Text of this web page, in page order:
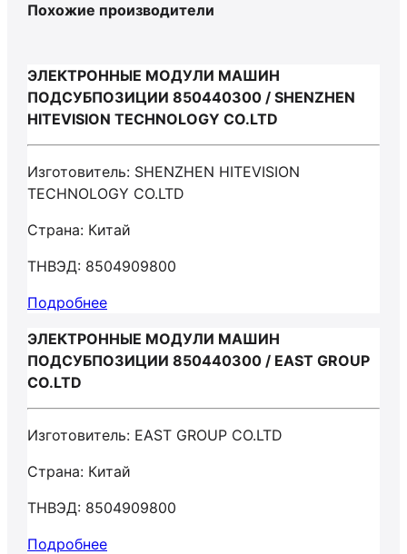
Похожие производители
ЭЛЕКТРОННЫЕ МОДУЛИ МАШИН
ПОДСУБПОЗИЦИИ 850440300 / SHENZHEN
HITEVISION TECHNOLOGY CO.LTD
Изготовитель: SHENZHEN HITEVISION
TECHNOLOGY CO.LTD
Страна: Китай
ТНВЭД: 8504909800
Подробнее
ЭЛЕКТРОННЫЕ МОДУЛИ МАШИН
ПОДСУБПОЗИЦИИ 850440300 / EAST GROUP
CO.LTD
Изготовитель: EAST GROUP CO.LTD
Страна: Китай
ТНВЭД: 8504909800
Подробнее